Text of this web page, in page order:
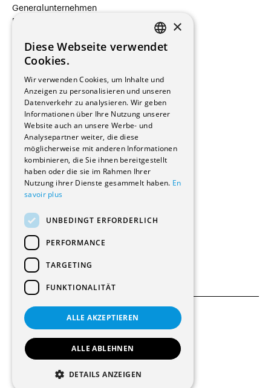
Generalunternehmen
Beauftragte Unternehmen
Hersteller/Lieferanten
Bauherrschaften
Stockwerkeigentum
Reportagen
Wohnungen
Renovierungen
Innere Umbauten
Gastgewerbe und Tourismus
Verwaltungsgebäude und Geschäfte
Schuleinrichtungen
Medizinische Einrichtungen
Kultur - Sport - Freizeit
Industrie - Handwerk
Transport und Parkplätze
Diverse Bauten
© 2026 Alle Rechte vorbehalten
Allgemeine Bedingungen
FRENCH
×
Diese Webseite verwendet
Cookies.
Wir verwenden Cookies, um Inhalte und
Anzeigen zu personalisieren und unseren
Datenverkehr zu analysieren. Wir geben
Informationen über Ihre Nutzung unserer
Website auch an unsere Werbe- und
Analysepartner weiter, die diese
möglicherweise mit anderen Informationen
kombinieren, die Sie ihnen bereitgestellt
haben oder die sie im Rahmen Ihrer
Nutzung ihrer Dienste gesammelt haben. En
savoir plus
UNBEDINGT ERFORDERLICH
PERFORMANCE
TARGETING
FUNKTIONALITÄT
ALLE AKZEPTIEREN
ALLE ABLEHNEN
DETAILS ANZEIGEN